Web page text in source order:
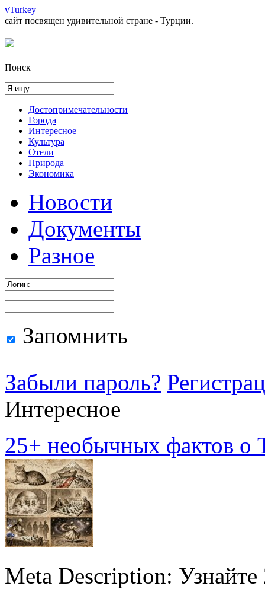
vTurkey
сайт посвящен удивительной стране - Турции.
Поиск
Достопримечательности
Города
Интересное
Культура
Отели
Природа
Экономика
Новости
Документы
Разное
Запомнить
Забыли пароль?
Интересное
25+ необычных фактов о
Meta Description: